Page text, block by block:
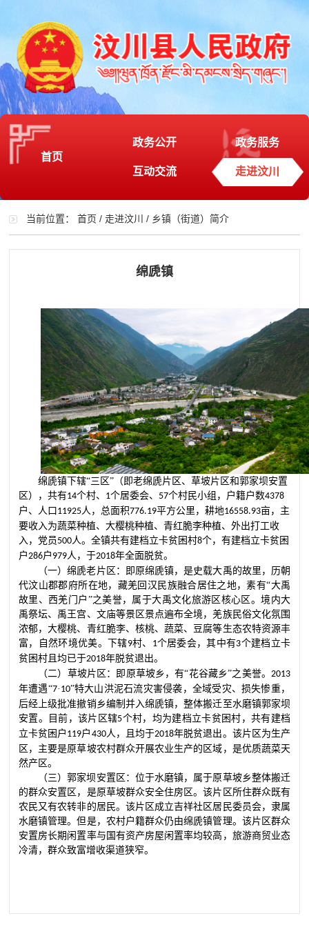
首页
政务公开 政务服务
互动交流 走进汶川
当前位置：首页 /走进汶川 / 乡镇（街道）简介
绵虒镇
绵虒镇下辖“三区”（即老绵虒片区、草坡片区和郭家坝安置
区），共有14个村、 1个居委会、 57个村民小组，户籍户数4378
户、人口 11925人，总面积776.19平方公里，耕地16558.93亩，主
要收入为蔬菜种植、大樱桃种植、青红脆李种植、外出打工收
入，党员 500人。全镇共有建档立卡贫困村8个，有建档立卡贫困
户286户 979人，于2018年全面脱贫。
（一）绵虒老片区：即原绵虒镇，是史载大禹的故里，历朝
代汶山郡郡府所在地，藏羌回汉民族融合居住之地，素有“大禹
故里、西羌门户”之美誉，属于大禹文化旅游区核心区。境内大
禹祭坛、禹王宫、文庙等景区景点遍布全境，羌族民俗文化氛围
浓郁，大樱桃、青红脆李、核桃、蔬菜、豆腐等生态农特资源丰
富，自然环境优美。下辖9村、 1个居委会，其中有3个建档立卡
贫困村且均已于2018年脱贫退出。
（二）草坡片区：即原草坡乡，有“花谷藏乡”之美誉。 2013
年遭遇“7· 10”特大山洪泥石流灾害侵袭，全域受灾、损失惨重，
后经上级批准撤销乡编制并入绵虒镇，整体搬迁至水磨镇郭家坝
安置。目前，该片区辖5个村，均为建档立卡贫困村，共有建档
立卡贫困户 119户 430人，且均于2018年脱贫退出。该片区为生产
区，主要是原草坡农村群众开展农业生产的区域，是优质蔬菜天
然产区。
（三）郭家坝安置区：位于水磨镇，属于原草坡乡整体搬迁
的群众安置区，是原草坡群众安全住房区。该片区所住群众既有
农民又有农转非的居民。该片区成立吉祥社区居民委员会，隶属
水磨镇管理。但是，农村户籍群众仍由绵虒镇管理。该片区群众
安置房长期闲置率与国有资产房屋闲置率均较高，旅游商贸业态
冷清，群众致富增收渠道狭窄。